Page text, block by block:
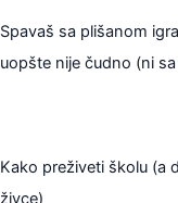
Spavaš sa plišanom
uopšte nije čudno (ni
Kako preživeti školu (a
živce)